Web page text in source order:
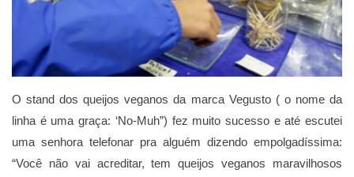
O stand dos queijos veganos da marca Vegusto ( o nome da
linha é uma graça: ‘No-Muh”) fez muito sucesso e até escutei
uma senhora telefonar pra alguém dizendo empolgadíssima:
“Você não vai acreditar, tem queijos veganos maravilhosos